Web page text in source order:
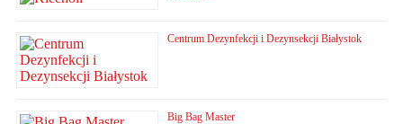
Centrum Dezynfekcji i Dezynsekcji Białystok
Big Bag Master